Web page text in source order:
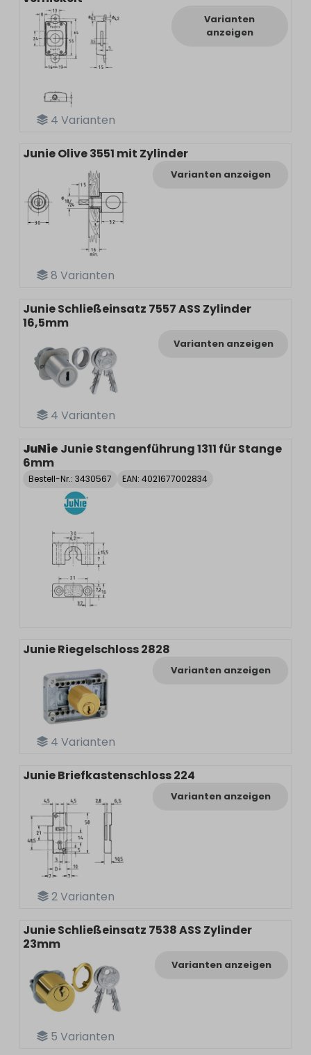
4 Varianten
Varianten
anzeigen
8 Varianten
Junie Olive 3551 mit Zylinder
Varianten anzeigen
4 Varianten
Junie Schließeinsatz 7557 ASS Zylinder
16,5mm
Varianten anzeigen
JuNie Junie Stangenführung 1311 für Stange
6mm
Bestell-Nr.: 3430567 EAN: 4021677002834
4 Varianten
Junie Riegelschloss 2828
Varianten anzeigen
2Varianten
Junie Briefkastenschloss 224
Varianten anzeigen
5 Varianten
Junie Schließeinsatz 7538 ASS Zylinder
23mm
Varianten anzeigen